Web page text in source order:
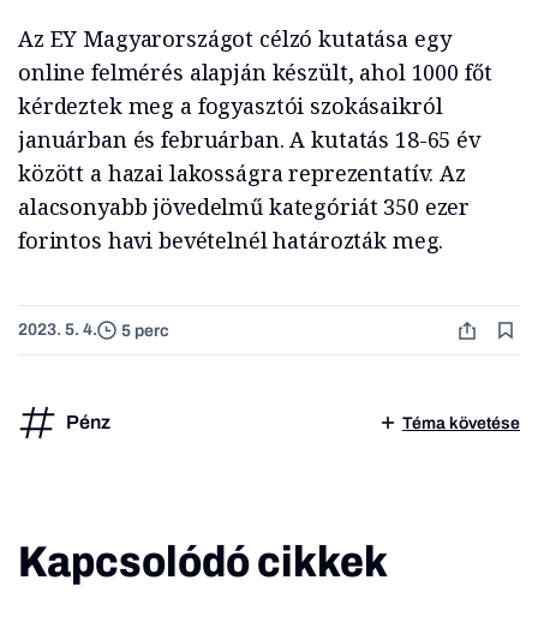
Az EY Magyarországot célzó kutatása egy
online felmérés alapján készült, ahol 1000 főt
kérdeztek meg a fogyasztói szokásaikról
januárban és februárban. A kutatás 18-65 év
között a hazai lakosságra reprezentatív. Az
alacsonyabb jövedelmű kategóriát 350 ezer
forintos havi bevételnél határozták meg.
2023. 5. 4. 5 perc
Pénz Téma követése
Kapcsolódó cikkek